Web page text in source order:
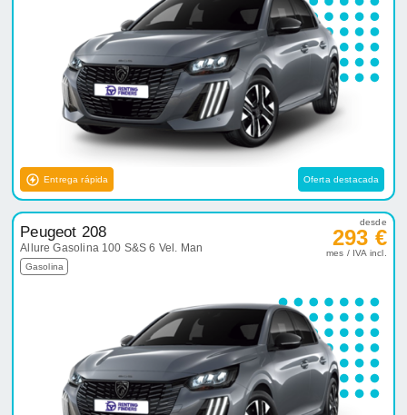
Entrega rápida Oferta destacada
Peugeot 208
Allure Gasolina 100 S&S 6 Vel. Man
Gasolina
desde
293 €
mes / IVA incl.